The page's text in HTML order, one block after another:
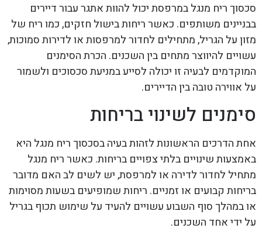
סכסוך ריח מנגל במרפסת יכול להוות אתגר עבור דיירים
בבניינים משותפים. כאשר ריחות בישול חזקים, כמו ריח של
מזון על הגריל, מתחילים לחדור למרפסות או לדירות סמוכות,
עשויים להיווצר מתחים בין השכנים. הכרת הסימנים
המוקדמים לבעיה זו יכולה לסייע במניעת סכסוכים ולשמור
על אווירה טובה בין הדיירים.
סימנים לשינוי בריחות
אחת הדרכים הראשונות לזהות בעיה בסכסוך ריח מנגל היא
באמצעות שינויים בלתי צפויים בריחות. כאשר ריח מנגל
מתחיל לחדור לדירה או למרפסת, יש לשים לב האם מדובר
בריחות קבועים או זמניים. ריחות שמופיעים בשעות מסוימות
או במהלך סוף השבוע עשויים להעיד על שימוש תכוף בגריל
על ידי אחד השכנים.